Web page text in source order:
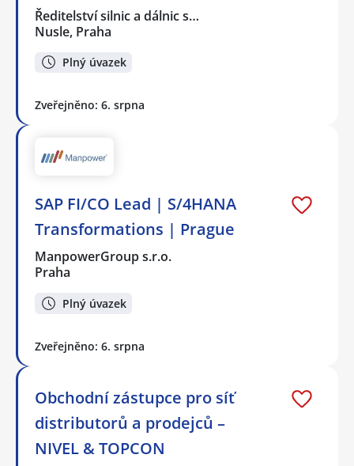
Ředitelství silnic a dálnic s…
Nusle, Praha
Plný úvazek
Zveřejněno: 6. srpna
SAP FI/CO Lead | S/4HANA
Transformations | Prague
ManpowerGroup s.r.o.
Praha
Plný úvazek
Zveřejněno: 6. srpna
Obchodní zástupce pro síť
distributorů a prodejců –
NIVEL & TOPCON